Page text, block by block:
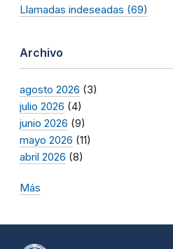
Llamadas indeseadas (69)
Archivo
agosto 2026 (3)
julio 2026 (4)
junio 2026 (9)
mayo 2026 (11)
abril 2026 (8)
Más